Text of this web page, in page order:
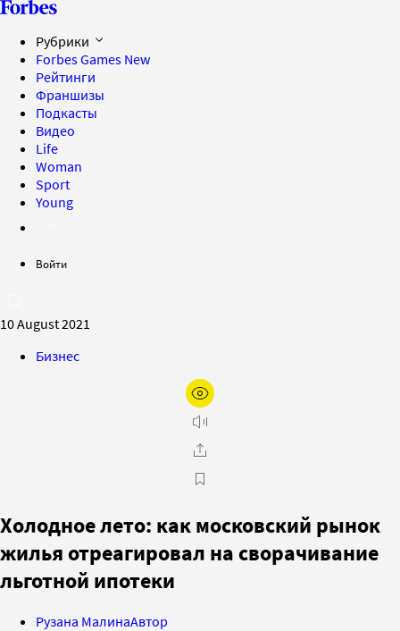
Рубрики
Forbes Games New
Рейтинги
Франшизы
Подкасты
Видео
Life
Woman
Sport
Young
Войти
10 August 2021
Бизнес
Холодное лето: как московский рынок
жилья отреагировал на сворачивание
льготной ипотеки
Рузана МалинаАвтор